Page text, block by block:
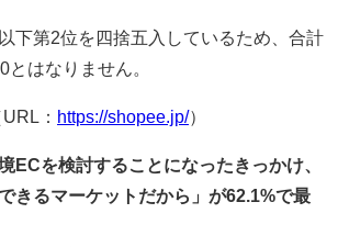
下第2位を四捨五入しているため、合計
とはなりません。
： https://shopee.jp/）
ECを検討することになったきっかけ、
きるマーケットだから」が62.1%で最